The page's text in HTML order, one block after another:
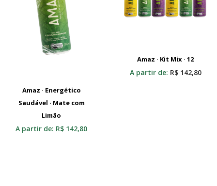
Selecionar
Amaz · Energético
Saudável · Mate com
Limão
A partir de: R$ 142,80
Adicionar Ao Carrinho
Amaz · Kit Mix · 12
A partir de: R$142,80